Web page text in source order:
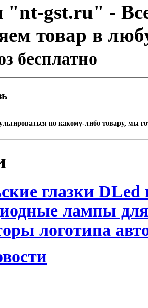
"nt-gst.ru" -
товар в
бесплатно
по какому-либо товару, мы
глазки DLed
лампы
логотипа